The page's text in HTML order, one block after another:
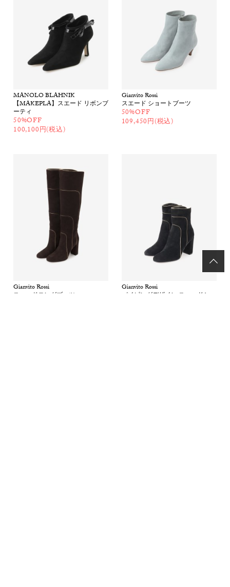
MANOLO BLAHNIK
【MAKEPLA】スエード リボンブ
ーティ
50%OFF
100,100円(税込)
Gianvito Rossi
スエード ショートブーツ
50%OFF
109,450円(税込)
Gianvito Rossi
スエードロングブーツ
Gianvito Rossi
パイピングデザイン スエードショ